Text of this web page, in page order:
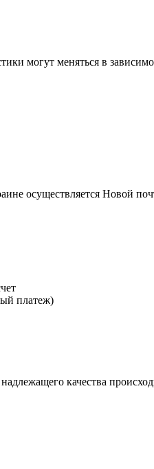
могут меняться в
осуществляется Новой
платеж)
качества